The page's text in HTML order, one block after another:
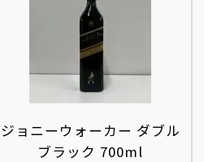
ジョニーウォーカー ダブル
ブラック 700ml